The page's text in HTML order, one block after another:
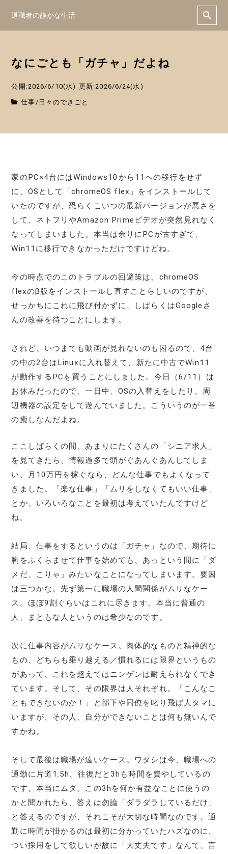
退職者の静かな生活
なにごとも「ガチャ」だよね
公開:2026/6/10(水) 更新:2026/6/24(水)
仕事 / 日々のできごと
家のPC×4台にはWindows10から11への移行をせず
に、OSとして「chromeOS flex」をインストールして
いたのですが、恐らくこいつの最新バージョンが悪さを
して、ネトフリやAmazon Primeビデオが突然見れなく
なってしまいました。本当は余りにPCが古すぎて、
Win11に移行できなかっただけですけどね。
今の時点でのこのトラブルの回避策は、chromeOS
flexのβ版をインストールし直すことらしいのですが、
せっかちにこれに飛び付かずに、しばらくはGoogleさ
んの改善を待つことにします。
されど、いつまでも動画が見れないのも困るので、4台
の中の2台はLinuxに入れ替えて、新たに中古でWin11
が動作するPCを買うことにしました。今日（6/11）は
お休みだったので、一日中、OSの入替えをしたり、周
辺機器の設定をして遊んでいました。こういうのが一番
の癒しなんだよね。
ここしばらくの間、あまりにたくさんの「シニア求人」
を見てきたら、情報過多で頭がぐあんぐあんしてしま
い、月10万円を稼ぐなら、どんな仕事でもよくなって
きました。「楽な仕事」「ムリをしなくてもいい仕事」
とか、いろいろなことを最初は考えていたんですけど
ね。
結局、仕事をするというのは「ガチャ」なので、期待に
胸をふくらませて仕事を始めても、あっという間に「ダ
メだ、こりゃ」みたいなことになってしまいます。要因
は三つかな。先ず第一に職場の人間関係がムリなケー
ス。ほぼ9割ぐらいはこれに尽きます。本当に普通の
人、まともな人というのは希少なのです。
次に仕事内容がムリなケース。肉体的なものと精神的な
もの、どちらも乗り越える／慣れるには限界というもの
があって、これを超えてはニンゲンは耐えられなくでき
ています。そして、その限界は人それぞれ。「こんなこ
ともできないのか！」と部下や同僚を叱り飛ば人タマに
いますが、その人、自分ができないことは何も無いんで
すかね。
そして最後は職場が遠いケース。ワタシは今、職場への
通勤に片道1.5h、往復だと3hも時間を費やしているの
です。本当にムダ。この3hを何か有益なことに使うの
かと聞かれたら、答えは勿論「ダラダラしているだけ」
と答えるのですが、それこそが大切な時間なのです。通
勤に時間が掛かるのは最初に分かっていたハズなのに、
つい採用をして欲しいが故に「大丈夫です」なんて、言